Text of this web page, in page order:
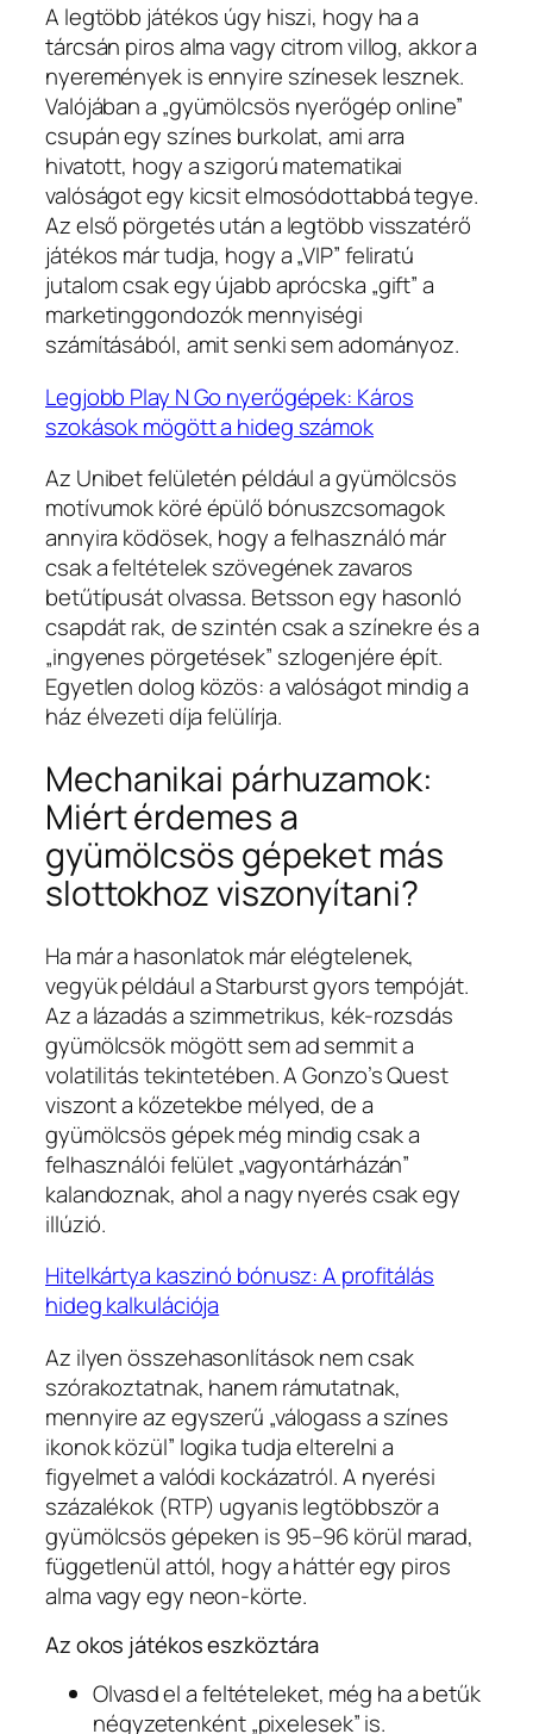
A legtöbb játékos úgy hiszi, hogy ha a
tárcsán piros alma vagy citrom villog, akkor a
nyeremények is ennyire színesek lesznek.
Valójában a „gyümölcsös nyerőgép online”
csupán egy színes burkolat, ami arra
hivatott, hogy a szigorú matematikai
valóságot egy kicsit elmosódottabbá tegye.
Az első pörgetés után a legtöbb visszatérő
játékos már tudja, hogy a „VIP” feliratú
jutalom csak egy újabb aprócska „gift” a
marketinggondozók mennyiségi
számításából, amit senki sem adományoz.
Legjobb Play N Go nyerőgépek: Káros
szokások mögött a hideg számok
Az Unibet felületén például a gyümölcsös
motívumok köré épülő bónuszcsomagok
annyira ködösek, hogy a felhasználó már
csak a feltételek szövegének zavaros
betűtípusát olvassa. Betsson egy hasonló
csapdát rak, de szintén csak a színekre és a
„ingyenes pörgetések” szlogenjére épít.
Egyetlen dolog közös: a valóságot mindig a
ház élvezeti díja felülírja.
Mechanikai párhuzamok:
Miért érdemes a
gyümölcsös gépeket más
slottokhoz viszonyítani?
Ha már a hasonlatok már elégtelenek,
vegyük például a Starburst gyors tempóját.
Az a lázadás a szimmetrikus, kék-rozsdás
gyümölcsök mögött sem ad semmit a
volatilitás tekintetében. A Gonzo’s Quest
viszont a kőzetekbe mélyed, de a
gyümölcsös gépek még mindig csak a
felhasználói felület „vagyontárházán”
kalandoznak, ahol a nagy nyerés csak egy
illúzió.
Hitelkártya kaszinó bónusz: A profitálás
hideg kalkulációja
Az ilyen összehasonlítások nem csak
szórakoztatnak, hanem rámutatnak,
mennyire az egyszerű „válogass a színes
ikonok közül” logika tudja elterelni a
figyelmet a valódi kockázatról. A nyerési
százalékok (RTP) ugyanis legtöbbször a
gyümölcsös gépeken is 95–96 körül marad,
függetlenül attól, hogy a háttér egy piros
alma vagy egy neon‑körte.
Az okos játékos eszköztára
Olvasd el a feltételeket, még ha a betűk
négyzetenként „pixelesek” is.